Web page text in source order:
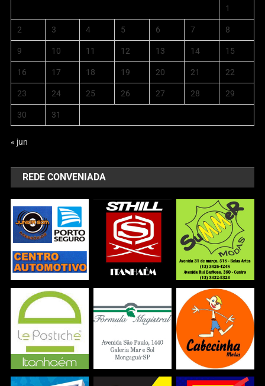
1
2 3 4 5 6 7 8
9 10 11 12 13 14 15
16 17 18 19 20 21 22
23 24 25 26 27 28 29
30 31
« jun
REDE CONVENIADA